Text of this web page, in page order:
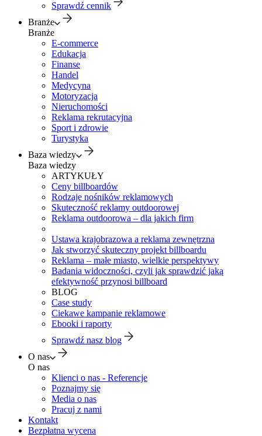
Sprawdź cennik
Branże
Branże
E-commerce
Edukacja
Finanse
Handel
Medycyna
Motoryzacja
Nieruchomości
Reklama rekrutacyjna
Sport i zdrowie
Turystyka
Baza wiedzy
Baza wiedzy
ARTYKUŁY
Ceny billboardów
Rodzaje nośników reklamowych
Skuteczność reklamy outdoorowej
Reklama outdoorowa – dla jakich firm
Ustawa krajobrazowa a reklama zewnętrzna
Jak stworzyć skuteczny projekt billboardu
Reklama – małe miasto, wielkie perspektywy
Badania widoczności, czyli jak sprawdzić jaką
efektywność przynosi billboard
BLOG
Case study
Ciekawe kampanie reklamowe
Ebooki i raporty
Sprawdź nasz blog
O nas
O nas
Klienci o nas - Referencje
Poznajmy się
Media o nas
Pracuj z nami
Kontakt
Bezpłatna wycena